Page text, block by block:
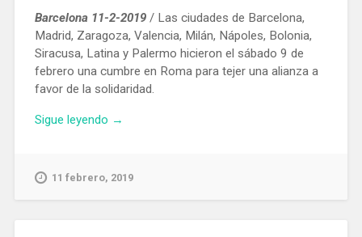
Barcelona 11-2-2019/ Las ciudades de Barcelona, ​​
Madrid, Zaragoza, Valencia, Milán, Nápoles, Bolonia,
Siracusa, Latina y Palermo hicieron el sábado 9 de
febrero una cumbre en Roma para tejer una alianza a
favor de la solidaridad.
Sigue leyendo «Barcelona
Roma
→
11 febrero, 2019